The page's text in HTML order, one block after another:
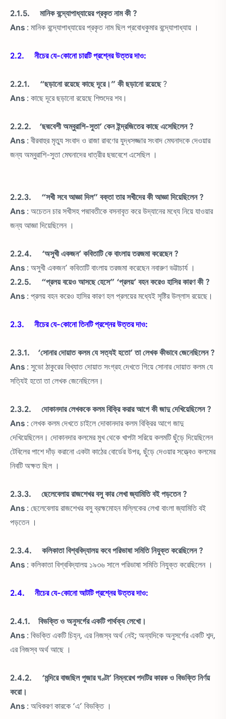
2.1.5. মানিক বন্দ্যোপাধ্যায়ের প্রকৃত নাম কী ?
Ans : মানিক বন্দ্যোপাধ্যায়ের প্রকৃত নাম ছিল প্রবোধকুমার বন্দ্যোপাধ্যায় ।
2.2. নীচের যে-কোনো চারটি প্রশ্নের উত্তর দাও:
2.2.1. “ছড়ানো রয়েছে কাছে দূরে।” কী ছড়ানো রয়েছে?
Ans : কাছে দূরে ছড়ানো রয়েছে শিশুদের শব।
2.2.2. ‘ছদ্মবেশী অম্বুরাশি-সুতা’ কেন ইন্দ্রজিতের কাছে এসেছিলেন ?
Ans : বীরবাহুর মৃত্যু সংবাদ ও রাজা রাবণের যুদ্ধসজ্জার সংবাদ মেঘনাদকে দেওয়ার
জন্য অম্বুরাশি-সুতা মেঘনাদের ধাত্রীর ছদ্মবেশে এসেছিল ।
2.2.3. “সখী সবে আজ্ঞা দিল” বক্তা তার সখীদের কী আজ্ঞা দিয়েছিলেন ?
Ans : অচেতন চার সখীসহ পদ্মাবতীকে বসনাবৃত করে উদ্যানের মধ্যে নিয়ে যাওয়ার
জন্য আজ্ঞা দিয়েছিলেন ।
2.2.4. ‘অসুখী একজন’ কবিতাটি কে বাংলায় তরজমা করেছেন ?
Ans : অসুখী একজন’ কবিতাটি বাংলায় তরজমা করেছেন নবারুণ ভট্টাচার্য ।
2.2.5. “প্রলয় বয়েও আসছে হেসে” ‘প্রলয়’ বহন করেও হাসির কারণ কী ?
Ans : প্রলয় বহন করেও হাসির কারণ হল প্রলয়ের মধ্যেই সৃষ্টির উল্লাস রয়েছে।
2.3. নীচের যে-কোনো তিনটি প্রশ্নের উত্তর দাও:
2.3.1. ‘সোনার দোয়াত কলম যে সত্যই হতো’ তা লেখক কীভাবে জেনেছিলেন ?
Ans : সুভো ঠাকুরের বিখ্যাত দোয়াত সংগ্রহ দেখতে গিয়ে সোনার দোয়াত কলম যে
সত্যিই হতো তা লেখক জেনেছিলেন।
2.3.2. দোকানদার লেখককে কলম বিক্রি করার আগে কী জাদু দেখিয়েছিলেন ?
Ans : লেখক কলম দেখতে চাইলে দোকানদার কলম বিক্রির আগে জাদু
দেখিয়েছিলেন। দোকানদার কলমের মুখ থেকে খাপটা সরিয়ে কলমটি ছুঁড়ে দিয়েছিলেন
টেবিলের পাশে দাঁড় করানো একটা কাঠের বোর্ডের উপর, ছুঁড়ে দেওয়ার সত্ত্বেও কলমের
নিবটি অক্ষত ছিল ।
2.3.3. ছেলেবেলায় রাজশেখর বসু কার লেখা জ্যামিতি বই পড়তেন ?
Ans : ছেলেবেলায় রাজশেখর বসু ব্রহ্মমোহন মল্লিকের লেখা বাংলা জ্যামিতি বই
পড়তেন ।
2.3.4. কলিকাতা বিশ্ববিদ্যালয় কবে পরিভাষা সমিতি নিযুক্ত করেছিলেন ?
Ans : কলিকাতা বিশ্ববিদ্যালয় ১৯৩৬ সালে পরিভাষা সমিতি নিযুক্ত করেছিলেন ।
2.4. নীচের যে-কোনো আটটি প্রশ্নের উত্তর দাও:
2.4.1. বিভক্তি ও অনুসর্গের একটি পার্থক্য লেখো।
Ans : বিভক্তি একটি চিহ্ন, এর নিজস্ব অর্থ নেই; অন্যদিকে অনুসর্গের একটি শব্দ,
এর নিজস্ব অর্থ আছে ।
2.4.2. ‘মন্দিরে বাজছিল পূজার ঘণ্টা’ নিম্নরেখ পদটির কারক ও বিভক্তি নির্ণয়
করো।
Ans : অধিকরণ কারকে ‘এ’ বিভক্তি ।